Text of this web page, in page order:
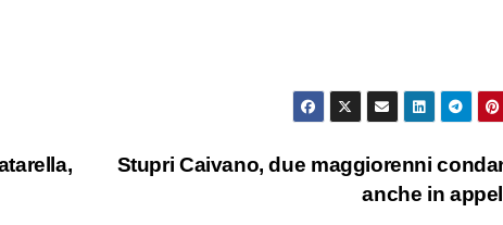
Stupri Caivano, due maggiorenni
anche in